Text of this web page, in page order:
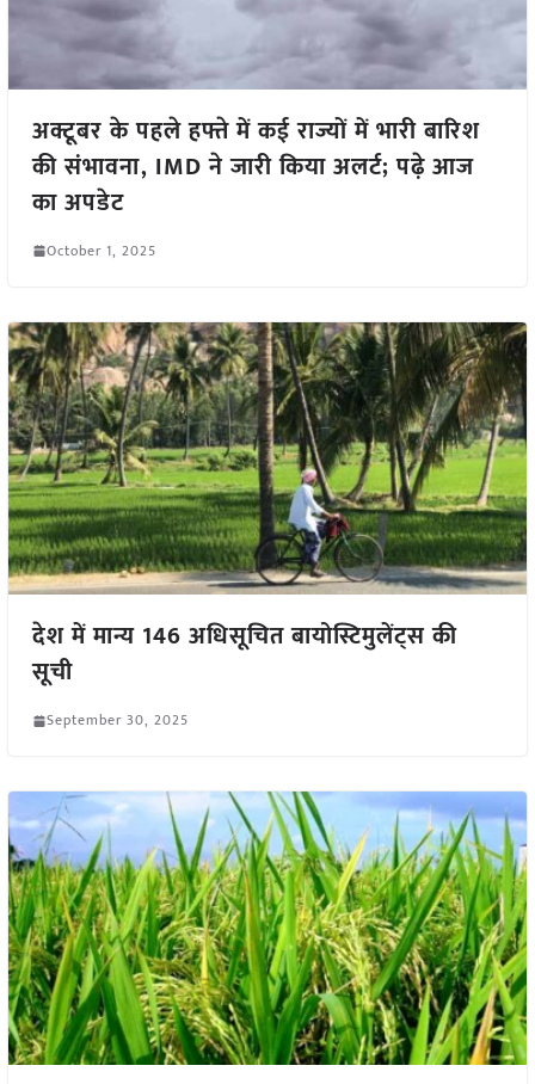
अक्टूबर के पहले हफ्ते में कई राज्यों में भारी बारिश
की संभावना, IMD ने जारी किया अलर्ट; पढ़े आज
का अपडेट
October 1, 2025
देश में मान्य 146 अधिसूचित बायोस्टिमुलेंट्स की
सूची
September 30, 2025